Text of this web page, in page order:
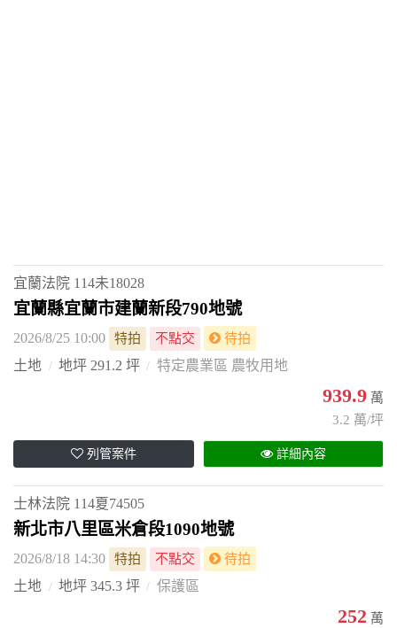
宜蘭法院 114未18028
宜蘭縣宜蘭市建蘭新段790地號
2026/8/25 10:00 特拍 不點交 待拍
土地 地坪 291.2 坪 特定農業區 農牧用地
939.9 萬
3.2 萬/坪
列管案件 詳細內容
士林法院 114夏74505
新北市八里區米倉段1090地號
2026/8/18 14:30 特拍 不點交 待拍
土地 地坪 345.3 坪 保護區
252 萬